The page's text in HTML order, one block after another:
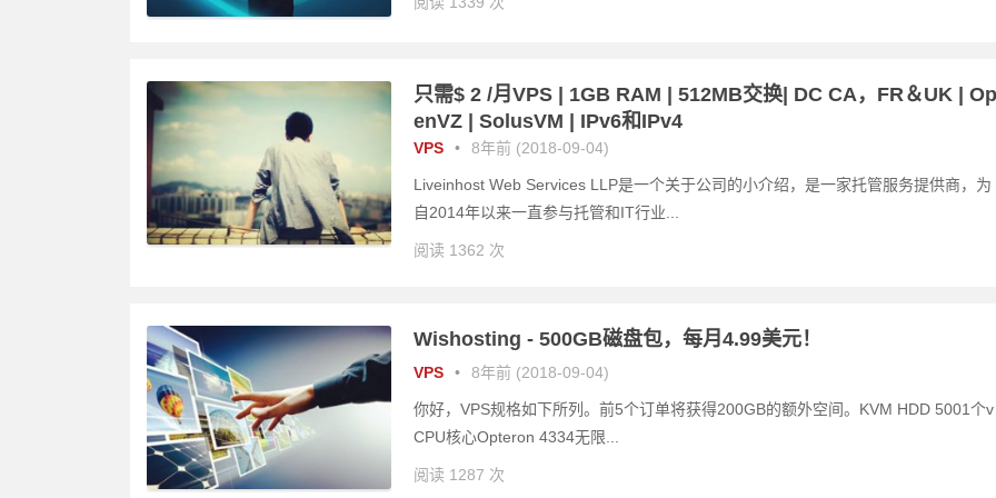
只需$ 2 /月VPS | 1GB RAM | 512MB交换| DC CA，FR＆UK | Op
enVZ | SolusVM | IPv6和IPv4
VPS • 8年前 (2018-09-04)
Liveinhost Web Services LLP是一个关于公司的小介绍，是一家托管服务提供商，为
自2014年以来一直参与托管和IT行业...
阅读 1362 次
Wishosting - 500GB磁盘包，每月4.99美元！
VPS • 8年前 (2018-09-04)
你好，VPS规格如下所列。前5个订单将获得200GB的额外空间。KVM HDD 5001个v
CPU核心Opteron 4334无限...
阅读 1287 次